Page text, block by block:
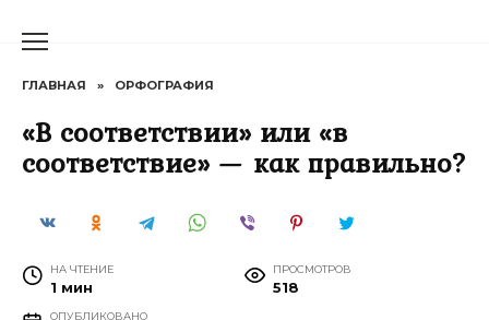
ГЛАВНАЯ » ОРФОГРАФИЯ
«В соответствии» или «в
соответствие» — как правильно?
НА ЧТЕНИЕ
1 мин
ПРОСМОТРОВ
518
ОПУБЛИКОВАНО